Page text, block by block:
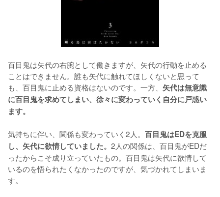
百目鬼は矢代の右腕として働きますが、矢代の行動を止める
ことはできません。誰も矢代に触れてほしくないと思って
も、百目鬼に止める資格はないのです。一方、 矢代は無意識
に百目鬼を求めてしまい、徐々に変わっていく自分に戸惑い
ます。
気持ちに伴い、関係も変わっていく2人。 百目鬼はEDを克服
し、矢代に欲情していました。 2人の関係は、百目鬼がEDだ
ったからこそ成り立っていたもの。百目鬼は矢代に欲情して
いるのを悟られたくなかったのですが、気づかれてしまいま
す。